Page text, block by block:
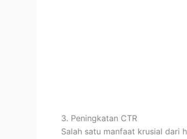
3. Peningkatan CTR
Salah satu manfaat krusial dari